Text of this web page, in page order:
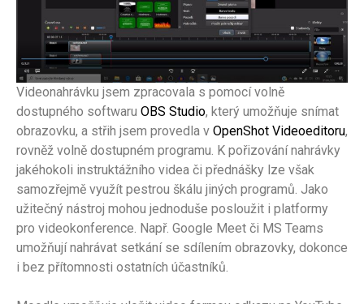
Videonahrávku jsem zpracovala s pomocí volně
dostupného softwaru OBS Studio, který umožňuje snímat
obrazovku, a střih jsem provedla v OpenShot Videoeditoru,
rovněž volně dostupném programu. K pořizování nahrávky
jakéhokoli instruktážního videa či přednášky lze však
samozřejmě využít pestrou škálu jiných programů. Jako
užitečný nástroj mohou jednoduše posloužit i platformy
pro videokonference. Např. Google Meet či MS Teams
umožňují nahrávat setkání se sdílením obrazovky, dokonce
i bez přítomnosti ostatních účastníků.